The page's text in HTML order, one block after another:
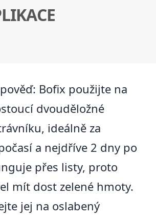
Bofix použijte na
dvouděložné
ideálně za
a nejdříve 2 dny po
přes listy, proto
mít dost zelené hmoty.
jej na oslabený